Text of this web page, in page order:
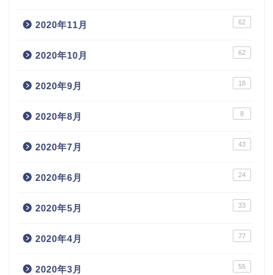
2020年11月 62
2020年10月 62
2020年9月 18
2020年8月 8
2020年7月 43
2020年6月 24
2020年5月 33
2020年4月 77
2020年3月 55